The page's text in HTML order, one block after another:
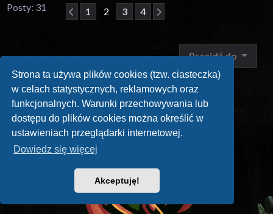
Strona ta używa plików cookies (tzw. ciasteczka)
w celach statystycznych, reklamowych oraz
funkcjonalnych. Warunki przechowywania lub
dostępu do plików cookies można określić w
ustawieniach przeglądarki internetowej.
Dowiedz się więcej
Akceptuję!
Posty: 31
Poprzednia
1 2 3 4
Przejdź do